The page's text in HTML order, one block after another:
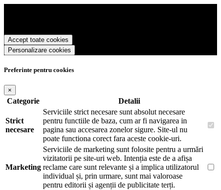
pentru a va oferi si livra functii avansate si continut personalizat de
marketing.
Pentru a va putea bucura de intreaga experienta ca vizitator
utilizare cookie-uri.
Accept toate cookies
Personalizare cookies
Preferinte pentru cookies
×
Categorie Detalii
Strict
necesare
Serviciile strict necesare sunt absolut necesare
pentru functiile de baza, cum ar fi navigarea in
pagina sau accesarea zonelor sigure. Site-ul nu
poate functiona corect fara aceste cookie-uri.
Marketing
Serviciile de marketing sunt folosite pentru a urmări
vizitatorii pe site-uri web. Intenția este de a afișa
reclame care sunt relevante și a implica utilizatorul
individual și, prin urmare, sunt mai valoroase
pentru editorii și agenții de publicitate terți.